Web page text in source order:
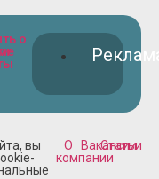
о
вы
О
компании
Вакансии
Статьи